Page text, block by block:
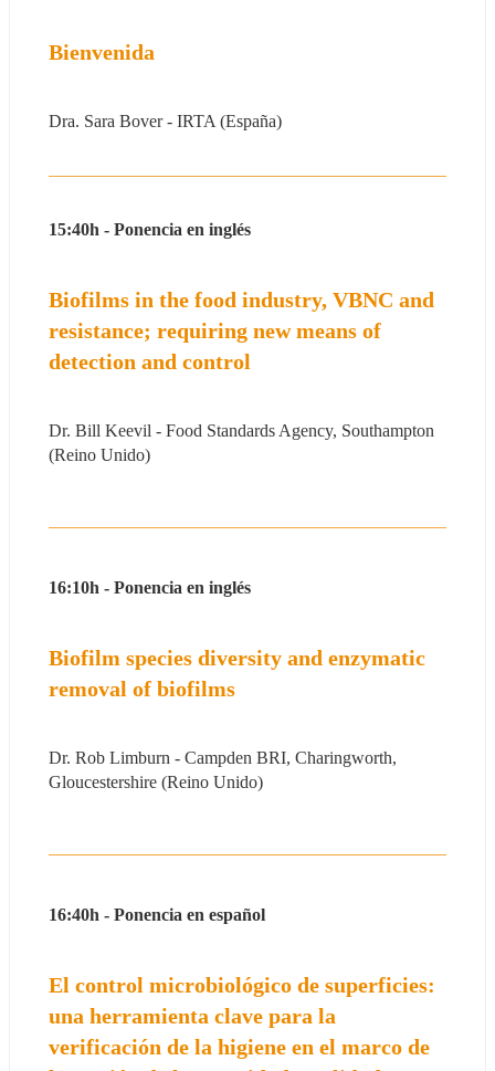
Bienvenida
Dra. Sara Bover - IRTA (España)
15:40h - Ponencia en inglés
Biofilms in the food industry, VBNC and
resistance; requiring new means of
detection and control
Dr. Bill Keevil - Food Standards Agency, Southampton
(Reino Unido)
16:10h - Ponencia en inglés
Biofilm species diversity and enzymatic
removal of biofilms
Dr. Rob Limburn - Campden BRI, Charingworth,
Gloucestershire (Reino Unido)
16:40h - Ponencia en español
El control microbiológico de superficies:
una herramienta clave para la
verificación de la higiene en el marco de